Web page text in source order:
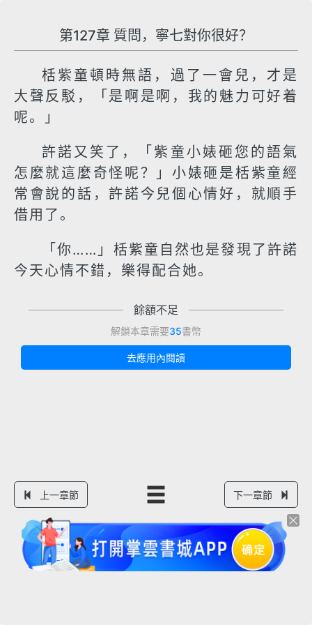
第127章 質問，寧七對你很好？
栝紫童頓時無語，過了一會兒，才是
大聲反駁，「是啊是啊，我的魅力可好着
呢。」
許諾又笑了，「紫童小婊砸您的語氣
怎麼就這麼奇怪呢？」小婊砸是栝紫童經
常會說的話，許諾今兒個心情好，就順手
借用了。
「你……」栝紫童自然也是發現了許諾
今天心情不錯，樂得配合她。
餘額不足
解鎖本章需要35書幣
去應用內閱讀
上一章節 下一章節